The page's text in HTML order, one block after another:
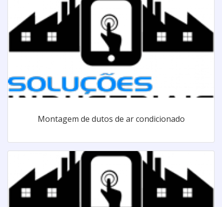
Montagem de dutos de ar condicionado